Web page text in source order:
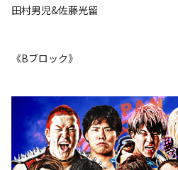
田村男児&佐藤光留
《Bブロック》